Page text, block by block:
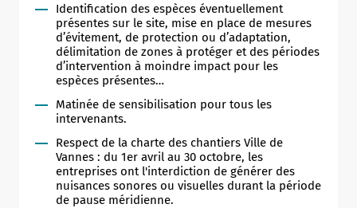
Identification des espèces éventuellement
présentes sur le site, mise en place de mesures
d’évitement, de protection ou d’adaptation,
délimitation de zones à protéger et des périodes
d’intervention à moindre impact pour les
espèces présentes…
Matinée de sensibilisation pour tous les
intervenants.
Respect de la charte des chantiers Ville de
Vannes : du 1er avril au 30 octobre, les
entreprises ont l'interdiction de générer des
nuisances sonores ou visuelles durant la période
de pause méridienne.